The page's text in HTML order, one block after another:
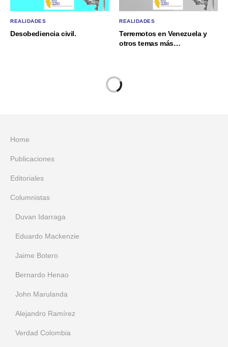
REALIDADES
Desobediencia civil.
REALIDADES
Terremotos en Venezuela y
otros temas más…
Home
Publicaciones
Editoriales
Columnistas
Duvan Idarraga
Eduardo Mackenzie
Jaime Botero
Bernardo Henao
John Marulanda
Alejandro Ramírez
Verdad Colombia